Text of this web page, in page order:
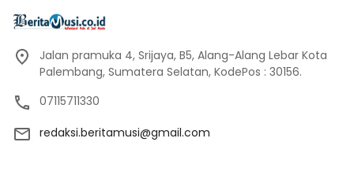
Jalan pramuka 4, Srijaya, B5, Alang-Alang Lebar Kota
Palembang, Sumatera Selatan, KodePos : 30156.
07115711330
redaksi.beritamusi@gmail.com